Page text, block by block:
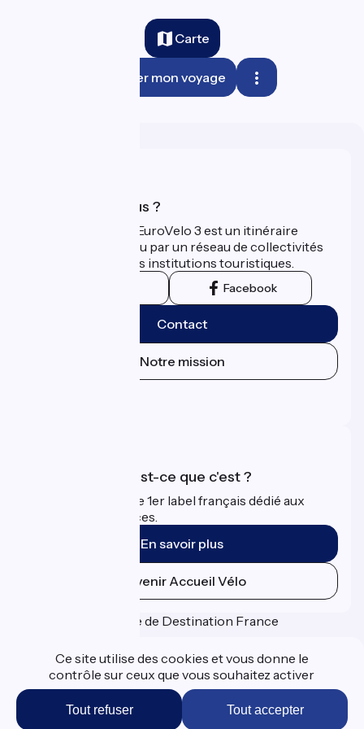
Carte
Planifier mon voyage
Qui sommes-nous ?
La Scandibérique-EuroVelo 3 est un itinéraire
développé et promu par un réseau de collectivités
territoriales et leurs institutions touristiques.
Facebook
Contact
Notre mission
Accueil Vélo qu'est-ce que c'est ?
Accueil Vélo c'est le 1er label français dédié aux
cyclistes en vacances.
En savoir plus
Devenir Accueil Vélo
Financé dans le cadre de Destination France
Espace Presse
Données personnelles
Mentions légales
Ce site utilise des cookies et vous donne le
contrôle sur ceux que vous souhaitez activer
Tout accepter
Tout refuser